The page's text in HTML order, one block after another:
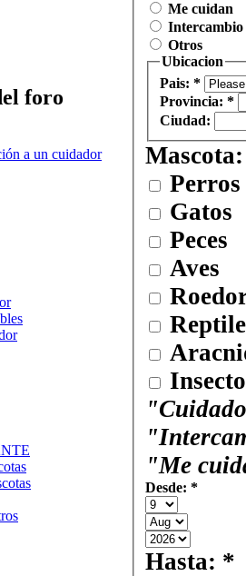
foro
a un cuidador
Me cuidan
Intercambio
Otros
Ubicacion
Pais: *
Provincia: *
Ciudad:
Perros
Gatos
Peces
Aves
"Me
Desde: *
Hasta: *